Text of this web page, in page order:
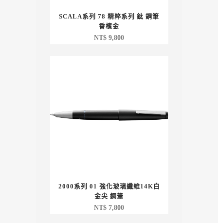
SCALA系列 78 精粹系列 鈦 鋼筆
香檳金
NT$ 9,800
2000系列 01 強化玻璃纖維14K白
金尖 鋼筆
NT$ 7,800